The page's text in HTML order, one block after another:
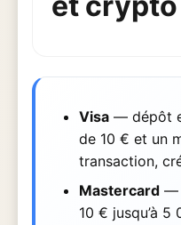
Visa— dépôt
de 10 € et un
transaction,
Mastercard—
10 € jusqu’à